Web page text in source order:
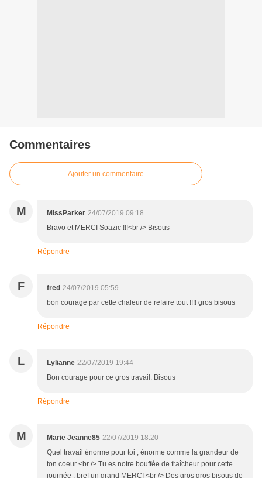
Commentaires
Ajouter un commentaire
M MissParker 24/07/2019 09:18
Bravo et MERCI Soazic !!!<br /> Bisous
Répondre
F fred 24/07/2019 05:59
bon courage par cette chaleur de refaire tout !!!! gros bisous
Répondre
L Lylianne 22/07/2019 19:44
Bon courage pour ce gros travail. Bisous
Répondre
M Marie Jeanne85 22/07/2019 18:20
Quel travail énorme pour toi , énorme comme la grandeur de
ton coeur <br /> Tu es notre bouffée de fraîcheur pour cette
journée , bref un grand MERCI <br /> Des gros gros bisous de